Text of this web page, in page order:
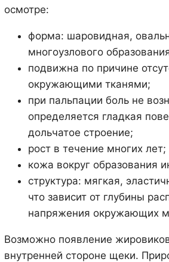
осмотре:
форма: шаровидная,
многоузлового
подвижна по причине
окружающими тканями;
при пальпации боль не
определяется гладкая
дольчатое строение;
рост в течение многих лет;
кожа вокруг образования
структура: мягкая,
что зависит от глубины
напряжения окружающих
Возможно появление
внутренней стороне щеки.